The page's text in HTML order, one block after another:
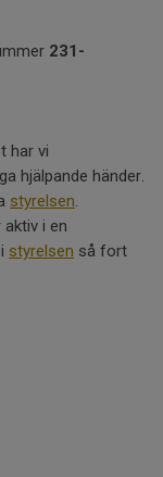
231-
har vi
hjälpande händer.
styrelsen.
i en
styrelsen så fort